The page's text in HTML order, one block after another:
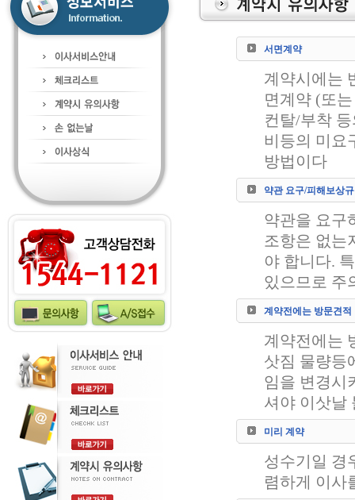
서면계약
계약시에는
면계약 (또
컨탈/부착
비등의 미요
방법이다
약관 요구/피해보상
약관을 요구
조항은 없는
야 합니다.
있으므로 주
계약전에는 방문견적
계약전에는
삿짐 물량등
임을 변경시
셔야 이삿날
미리 계약
성수기일 경
렴하게 이사